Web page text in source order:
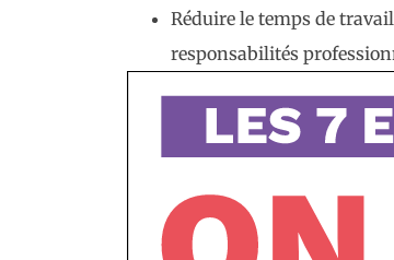
Réduire le temps de
responsabilités